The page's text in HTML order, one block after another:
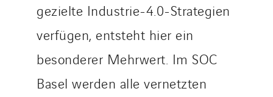
gezielte Industrie-4.0-Strategien
verfügen, entsteht hier ein
besonderer Mehrwert. Im SOC
Basel werden alle vernetzten